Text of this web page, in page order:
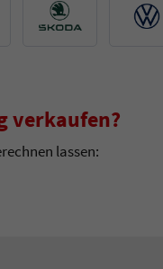
Skoda
verkaufen?
lassen: